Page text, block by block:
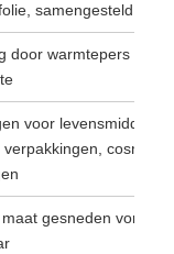
samengesteld
door warmtepers /
voor
verpakkingen,
gesneden vormen